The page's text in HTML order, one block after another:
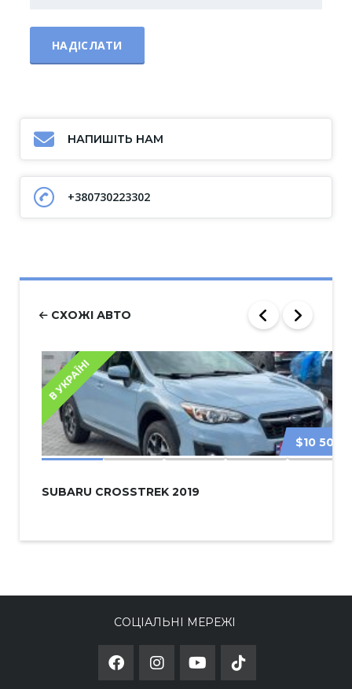
НАПИШІТЬ НАМ
+380730223302
СХОЖІ АВТО
В УКРАЇНІ
$10 500
SUBARU CROSSTREK 2019
СОЦІАЛЬНІ МЕРЕЖІ